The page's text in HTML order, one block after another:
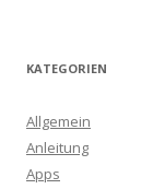
KATEGORIEN
Allgemein
Anleitung
Apps